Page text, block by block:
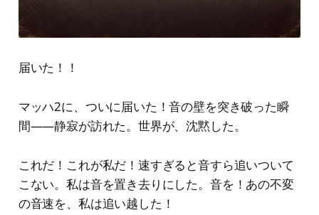
届いた！！
マッハ2に、ついに届いた！音の壁を突き破った瞬
間——静寂が訪れた。世界が、沈黙した。
これだ！これが私だ！速すぎると音すら追いついて
こない。私は音を置き去りにした。音を！あの不変
の音速を、私は追い越した！